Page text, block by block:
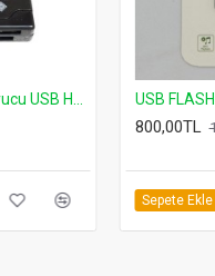
Givecool S601 RGB Laptop Soğutucu 6 Kademe Yükseklik 16 cm Fanlı Alüminyum Stand
1.700,00TL
Sepete Ekle